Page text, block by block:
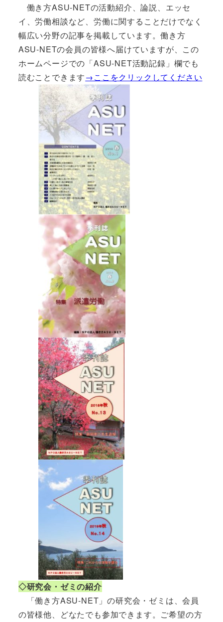
働き方ASU-NETの活動紹介、論説、エッセ
イ、労働相談など、労働に関することだけでなく
幅広い分野の記事を掲載しています。働き方
ASU-NETの会員の皆様へ届けていますが、この
ホームページでの「ASU-NET活動記録」欄でも
読むことできます→ここをクリックしてください
◇研究会・ゼミの紹介
「働き方ASU-NET」の研究会・ゼミは、会員
の皆様他、どなたでも参加できます。ご希望の方